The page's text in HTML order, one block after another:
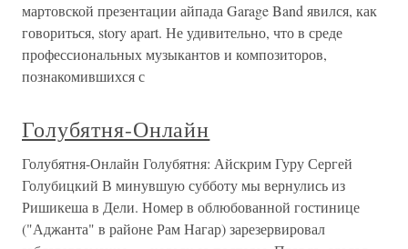
мартовской презентации айпада Garage Band явился, как
говориться, story apart. Не удивительно, что в среде
профессиональных музыкантов и композиторов,
познакомившихся с
Голубятня-Онлайн
Голубятня-Онлайн Голубятня: Айскрим Гуру Сергей
Голубицкий В минувшую субботу мы вернулись из
Ришикеша в Дели. Номер в облюбованной гостинице
("Аджанта" в районе Рам Нагар) зарезервировал